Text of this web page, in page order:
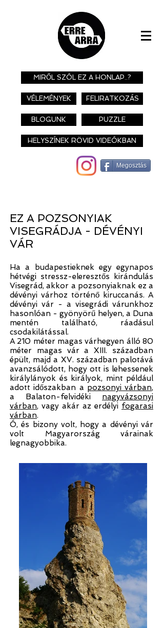
MIRŐL SZÓL EZ A HONLAP..?
VÉLEMÉNYEK FELIRATKOZÁS
BLOGUNK PUZZLE
HELYSZÍNEK RÖVID VIDEÓKBAN
Megosztás
EZ A POZSONYIAK
VISEGRÁDJA - DÉVÉNYI
VÁR
Ha a budapestieknek egy egynapos
hétvégi stressz-eleresztős kirándulás
Visegrád, akkor a pozsonyiaknak ez a
dévényi várhoz történő kiruccanás. A
dévényi vár - a visegrádi várunkhoz
hasonlóan - gyönyörű helyen, a Duna
mentén található, ráadásul
csodakilátással.
A 210 méter magas várhegyen álló 80
méter magas vár a XIII. században
épült, majd a XV. században palotává
avanzsálódott, hogy ott is lehessenek
királylányok és királyok, mint például
adott időszakban a pozsonyi várban,
a Balaton-felvidéki nagyvázsonyi
várban, vagy akár az erdélyi fogarasi
várban.
Ó, és bizony volt, hogy a dévényi vár
volt Magyarország várainak
legnagyobbika.